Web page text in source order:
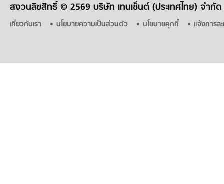
สงวนลิขสิทธิ์ © 2569 บริษัท เทนเซ็นต์ (ประเทศไทย) จำกัด
เกี่ยวกับเรา นโยบายความเป็นส่วนตัว นโยบายคุกกี้ แจ้งการล